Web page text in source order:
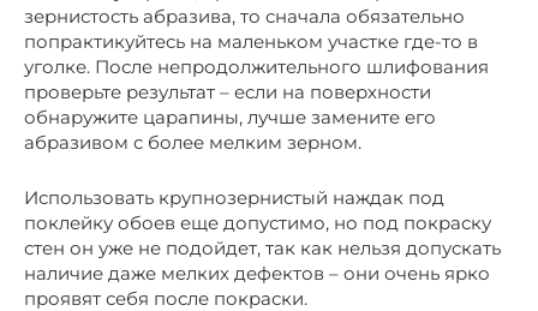
зернистость абразива, то сначала обязательно
попрактикуйтесь на маленьком участке где-то в
уголке. После непродолжительного шлифования
проверьте результат – если на поверхности
обнаружите царапины, лучше замените его
абразивом с более мелким зерном.
Использовать крупнозернистый наждак под
поклейку обоев еще допустимо, но под покраску
стен он уже не подойдет, так как нельзя допускать
наличие даже мелких дефектов – они очень ярко
проявят себя после покраски.